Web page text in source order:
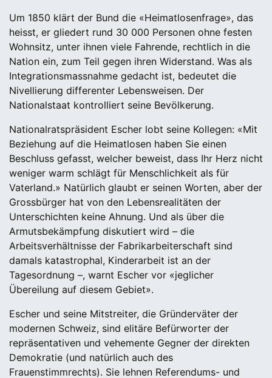
Um 1850 klärt der Bund die «Heimatlosenfrage», das
heisst, er gliedert rund 30 000 Personen ohne festen
Wohnsitz, unter ihnen viele Fahrende, rechtlich in die
Nation ein, zum Teil gegen ihren Widerstand. Was als
Integrationsmassnahme gedacht ist, bedeutet die
Nivellierung differenter Lebensweisen. Der
Nationalstaat kontrolliert seine Bevölkerung.
Nationalratspräsident Escher lobt seine Kollegen: «Mit
Beziehung auf die Heimatlosen haben Sie einen
Beschluss gefasst, welcher beweist, dass Ihr Herz nicht
weniger warm schlägt für Menschlichkeit als für
Vaterland.» Natürlich glaubt er seinen Worten, aber der
Grossbürger hat von den Lebensrealitäten der
Unterschichten keine Ahnung. Und als über die
Armutsbekämpfung diskutiert wird – die
Arbeitsverhältnisse der Fabrikarbeiterschaft sind
damals katastrophal, Kinderarbeit ist an der
Tagesordnung –, warnt Escher vor «jeglicher
Übereilung auf diesem Gebiet».
Escher und seine Mitstreiter, die Gründerväter der
modernen Schweiz, sind elitäre Befürworter der
repräsentativen und vehemente Gegner der direkten
Demokratie (und natürlich auch des
Frauenstimmrechts). Sie lehnen Referendums- und